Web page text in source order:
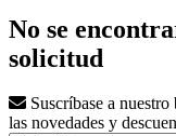
No se
solicitud
Suscríbase a
las novedades y